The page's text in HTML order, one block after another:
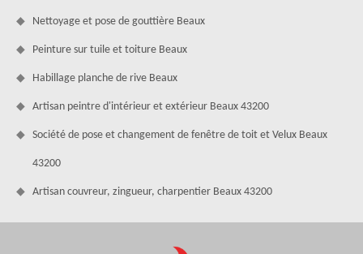
Nettoyage et pose de gouttière Beaux
Peinture sur tuile et toiture Beaux
Habillage planche de rive Beaux
Artisan peintre d'intérieur et extérieur Beaux 43200
Société de pose et changement de fenêtre de toit et Velux Beaux
43200
Artisan couvreur, zingueur, charpentier Beaux 43200